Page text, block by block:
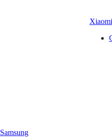
Samsung
Xiaomi